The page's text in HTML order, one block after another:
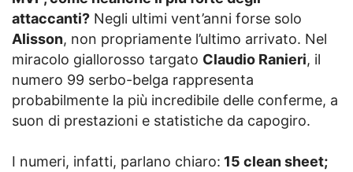
attaccanti? Negli ultimi vent’anni forse solo
Alisson, non propriamente l’ultimo arrivato. Nel
miracolo giallorosso targato Claudio Ranieri, il
numero 99 serbo-belga rappresenta
probabilmente la più incredibile delle conferme, a
suon di prestazioni e statistiche da capogiro.
I numeri, infatti, parlano chiaro: 15 clean sheet;